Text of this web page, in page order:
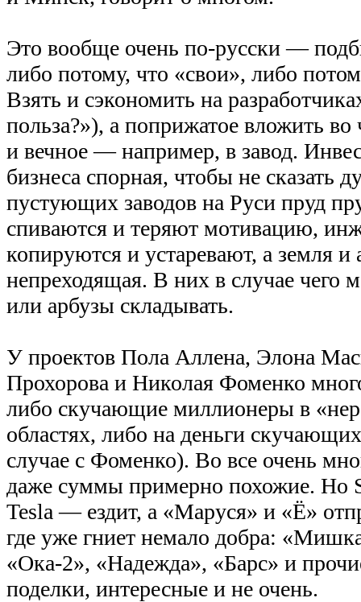
Это вообще очень по-русски —
либо потому, что «свои», либо
Взять и сэкономить на
польза?»), а поприжатое вложить
и вечное — например, в завод.
бизнеса спорная, чтобы не сказать
пустующих заводов на Руси пруд
спиваются и теряют мотивацию,
копируются и устаревают, а земля
непреходящая. В них в случае чего
или арбузы складывать.
У проектов Пола Аллена, Элона
Прохорова и Николая Фоменко
либо скучающие миллионеры в
областях, либо на деньги
случае с Фоменко). Во все очень
даже суммы примерно похожие. Но
Tesla — ездит, а «Маруся» и «Ё»
где уже гниет немало добра:
«Ока-2», «Надежда», «Барс» и
поделки, интересные и не очень.